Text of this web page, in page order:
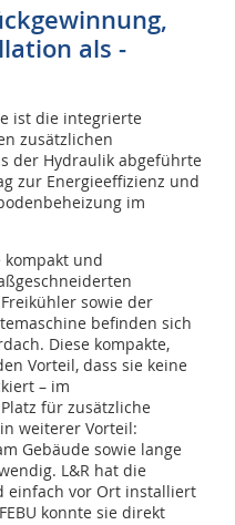
als
ist die integrierte
zusätzlichen
der Hydraulik abgeführte
zur Energieeffizienz und
im
kompakt und
sowie der
befinden sich
Diese kompakte,
Vorteil, dass sie keine
– im
für zusätzliche
weiterer Vorteil:
Gebäude sowie lange
L&R hat die
einfach vor Ort installiert
konnte sie direkt